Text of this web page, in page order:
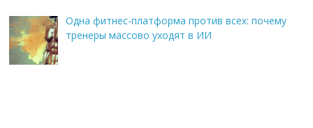
Одна фитнес-платформа против всех: почему
тренеры массово уходят в ИИ